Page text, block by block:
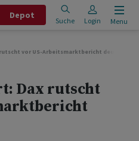
Depot
Suche Login Menu
vor US-Arbeitsmarktbericht deutlicher
Dax rutscht